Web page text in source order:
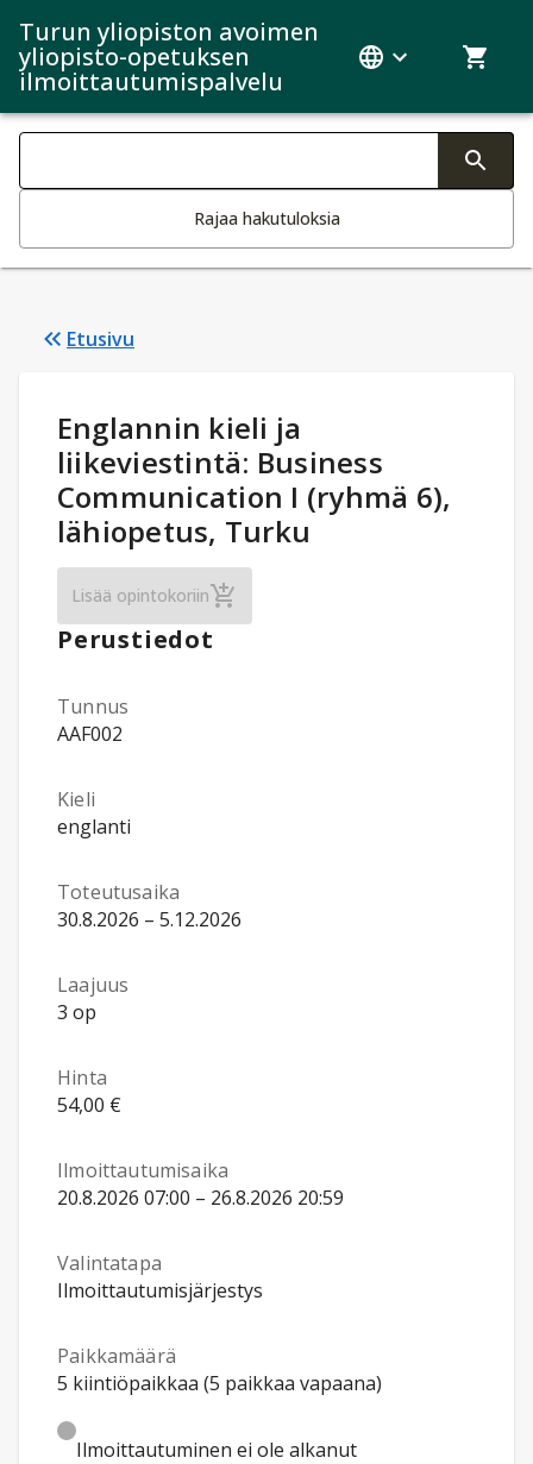
Turun yliopiston avoimen
yliopisto-opetuksen
ilmoittautumispalvelu
Haku kategoriat
Rajaa hakutuloksia
Etusivu
Opintotiedot:
Englannin kieli ja
liikeviestintä: Business
Communication I (ryhmä 6),
lähiopetus, Turku
Lisää opintokoriinEnglannin kieli ja liikeviestintä: Business
Perustiedot
Tunnus
AAF002
Kieli
englanti
Toteutusaika
30.8.2026 – 5.12.2026
Laajuus
3 op
Hinta
54,00 €
Ilmoittautumisaika
20.8.2026 07:00 – 26.8.2026 20:59
Valintatapa
Ilmoittautumisjärjestys
Paikkamäärä
5 kiintiöpaikkaa (5 paikkaa vapaana)
Ilmoittautuminen ei ole alkanut